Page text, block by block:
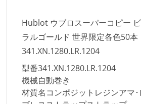
Hublot ウブロスーパーコピー
ラルゴールド 世界限定各色50本
341.XN.1280.LR.1204
型番341.XN.1280.LR.1204
機械自動巻き
材質名コンポジットレジンアマ